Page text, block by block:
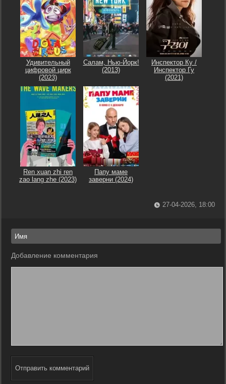
Удивительный
цифровой цирк
(2023)
Салам, Нью-Йорк!
(2013)
Инспектор Ку /
Инспектор Гу
(2021)
Ren xuan zhi ren
zao lang zhe (2023)
Папу маме
заверни (2024)
27-04-2026, 18:00
Добавление комментария
Отправить комментарий